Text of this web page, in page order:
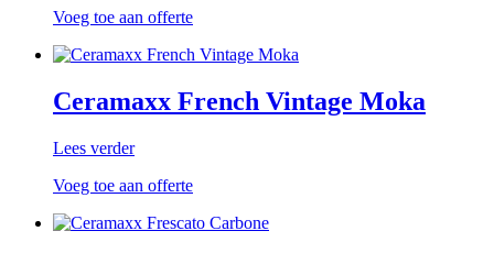
Voeg toe aan offerte
Ceramaxx French Vintage Moka
Lees verder
Voeg toe aan offerte